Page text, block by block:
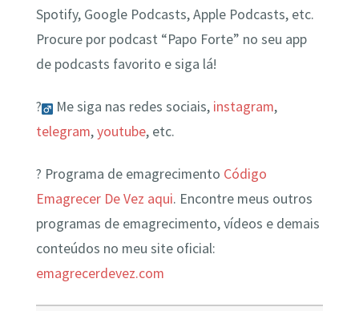
Spotify, Google Podcasts, Apple Podcasts, etc.
Procure por podcast “Papo Forte” no seu app
de podcasts favorito e siga lá!
?‍ Me siga nas redes sociais, instagram,
telegram,youtube, etc.
? Programa de emagrecimento Código
Emagrecer De Vez aqui. Encontre meus outros
programas de emagrecimento, vídeos e demais
conteúdos no meu site oficial:
emagrecerdevez.com